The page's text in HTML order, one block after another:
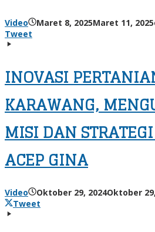
Video Maret 8, 2025Maret 11, 2025
Tweet
INOVASI
KARAWANG,
MISI DAN
ACEP GINA
Video Oktober 29, 2024Oktober
Tweet